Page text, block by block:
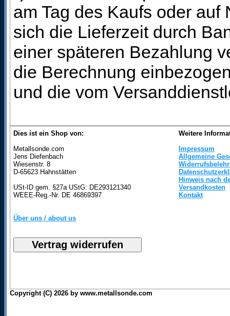
am Tag des Kaufs oder
sich die Lieferzeit durch
einer späteren Bezahlung
die Berechnung
und die vom
Dies ist ein Shop von:
Metallsonde.com
Jens Diefenbach
Wiesenstr. 8
D-65623 Hahnstätten
USt-ID gem. §27a UStG: DE293121340
WEEE-Reg.-Nr. DE 46869397
Über uns / about us
Weitere
Impressum
Allgemeine
Hinweis nach
Versandkosten
Kontakt
Copyright (C) 2026 by www.metallsonde.com